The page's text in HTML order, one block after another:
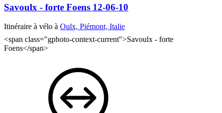
Savoulx - forte Foens 12-06-10
Itinéraire à vélo à Oulx, Piémont, Italie
<span class="gphoto-context-current">Savoulx - forte
Foens</span>